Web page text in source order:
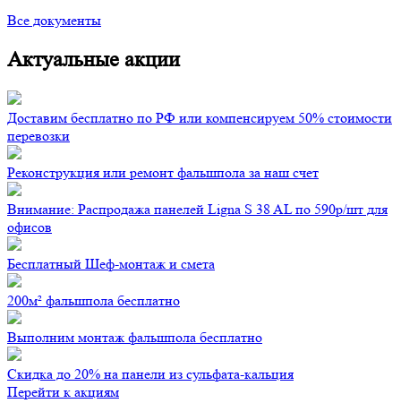
Все документы
Актуальные акции
Доставим бесплатно по РФ или компенсируем 50% стоимости
перевозки
Реконструкция или ремонт фальшпола за наш счет
Внимание: Распродажа панелей Ligna S 38 AL по 590р/шт для
офисов
Бесплатный Шеф-монтаж и смета
200м² фальшпола бесплатно
Выполним монтаж фальшпола бесплатно
Скидка до 20% на панели из сульфата-кальция
Перейти к акциям